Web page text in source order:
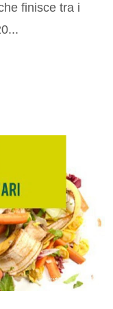
finisce tra i